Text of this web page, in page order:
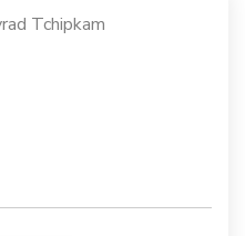
Tchipkam